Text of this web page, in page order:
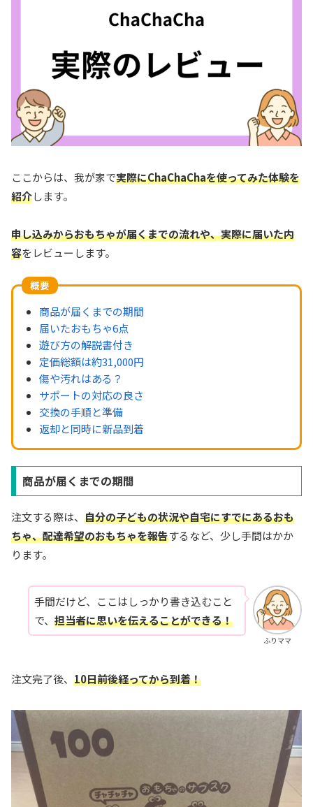
ここからは、我が家で実際にChaChaChaを使ってみた体験を
紹介します。
申し込みからおもちゃが届くまでの流れや、実際に届いた内
容をレビューします。
概要
商品が届くまでの期間
届いたおもちゃ6点
遊び方の解説書付き
定価総額は約31,000円
傷や汚れはある？
サポートの対応の良さ
交換の手順と準備
返却と同時に新品到着
商品が届くまでの期間
注文する際は、 自分の子どもの状況や自宅にすでにあるおも
ちゃ、配達希望のおもちゃを報告するなど、少し手間はかか
ります。
ふりママ
手間だけど、ここはしっかり書き込むこと
で、 担当者に思いを伝えることができる！
注文完了後、 10日前後経ってから到着！